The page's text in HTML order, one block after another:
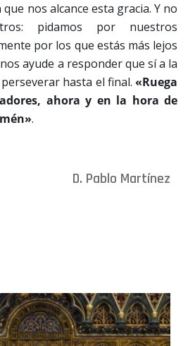
nos alcance esta gracia. Y no
pidamos por nuestros
por los que estás más lejos
ayude a responder que sí a la
hasta el final. «Ruega
ahora y en la hora de
.
D. Pablo Martínez